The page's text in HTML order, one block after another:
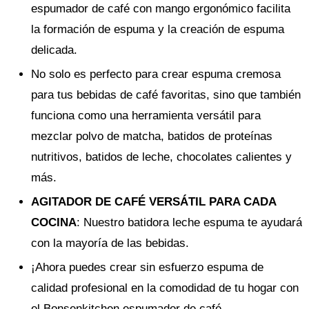
espumador de café con mango ergonómico facilita
la formación de espuma y la creación de espuma
delicada.
No solo es perfecto para crear espuma cremosa
para tus bebidas de café favoritas, sino que también
funciona como una herramienta versátil para
mezclar polvo de matcha, batidos de proteínas
nutritivos, batidos de leche, chocolates calientes y
más.
AGITADOR DE CAFÉ VERSÁTIL PARA CADA
COCINA: Nuestro batidora leche espuma te ayudará
con la mayoría de las bebidas.
¡Ahora puedes crear sin esfuerzo espuma de
calidad profesional en la comodidad de tu hogar con